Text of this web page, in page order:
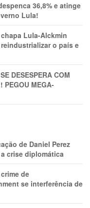
36,8% e atinge
Lula!
chapa Lula-Alckmin
o país e
DESESPERA COM
PEGOU MEGA-
de Daniel Perez
crise diplomática
de
se interferência de